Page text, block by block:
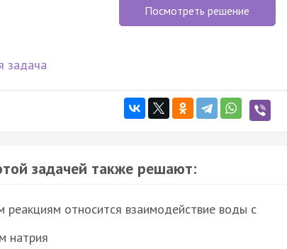
Посмотреть решение
задача
задачей также решают:
реакциям относится взаимодействие воды с
натрия